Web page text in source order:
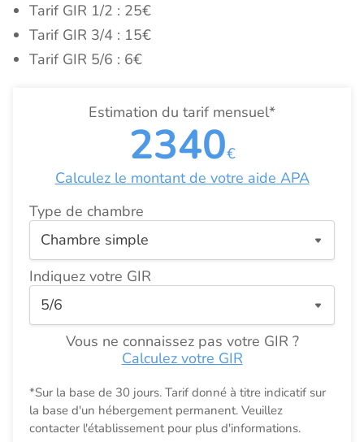
Tarif GIR 1/2 : 25€
Tarif GIR 3/4 : 15€
Tarif GIR 5/6 : 6€
Estimation du tarif mensuel*
2340€
Calculez le montant de votre aide APA
Type de chambre
Indiquez votre GIR
Vous ne connaissez pas votre GIR ?
Calculez votre GIR
*Sur la base de 30 jours. Tarif donné à titre indicatif sur
la base d'un hébergement permanent. Veuillez
contacter l'établissement pour plus d'informations.